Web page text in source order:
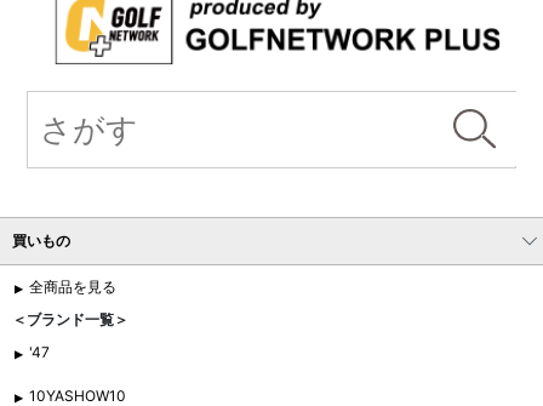
買いもの
全商品を見る
＜ブランド一覧＞
'47
10YASHOW10